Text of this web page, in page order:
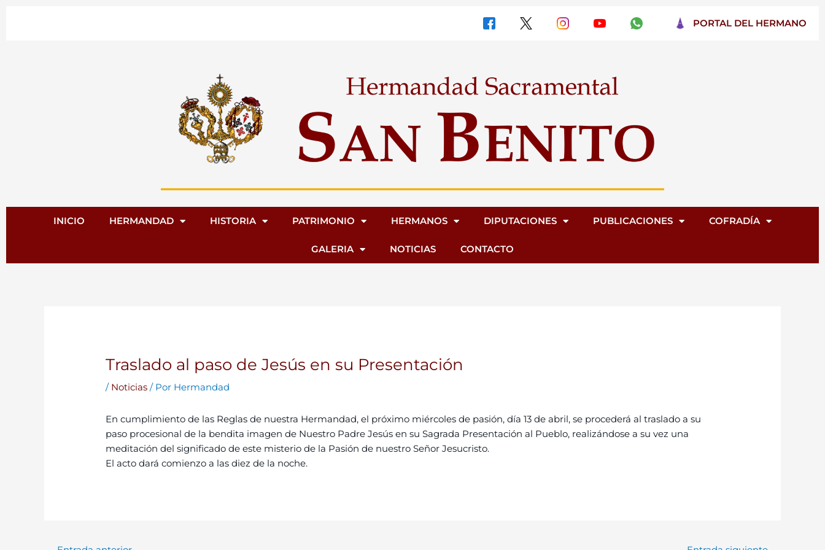
PORTAL DEL HERMANO
INICIO HERMANDAD HISTORIA PATRIMONIO HERMANOS DIPUTACIONES PUBLICACIONES COFRADÍA
GALERIA NOTICIAS CONTACTO
Traslado al paso de Jesús en su Presentación
/ Noticias / Por Hermandad
En cumplimiento de las Reglas de nuestra Hermandad, el próximo miércoles de pasión, día 13 de abril, se procederá al traslado a su
paso procesional de la bendita imagen de Nuestro Padre Jesús en su Sagrada Presentación al Pueblo, realizándose a su vez una
meditación del significado de este misterio de la Pasión de nuestro Señor Jesucristo.
El acto dará comienzo a las diez de la noche.